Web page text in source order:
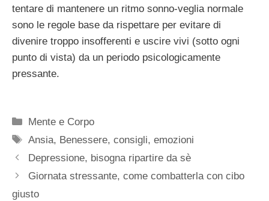
tentare di mantenere un ritmo sonno-veglia normale
sono le regole base da rispettare per evitare di
divenire troppo insofferenti e uscire vivi (sotto ogni
punto di vista) da un periodo psicologicamente
pressante.
Categorie
Mente e Corpo
Tag
Ansia, Benessere,consigli,emozioni
Depressione, bisogna ripartire da sè
Giornata stressante, come combatterla con cibo
giusto